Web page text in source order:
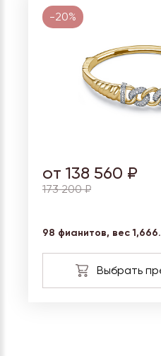
-20%
от 138 560 ₽
173 200 ₽
98 фианитов, вес1,666.